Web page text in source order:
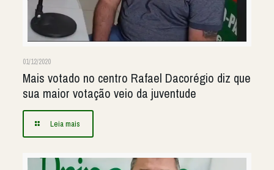
01/12/2020
Mais votado no centro Rafael Dacorégio diz que
sua maior votação veio da juventude
Leia mais